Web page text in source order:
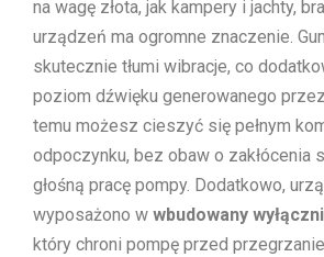
na wagę złota, jak kampery i jachty,
urządzeń ma ogromne znaczenie.
skutecznie tłumi wibracje, co
poziom dźwięku generowanego
temu możesz cieszyć się pełnym
odpoczynku, bez obaw o zakłócenia
głośną pracę pompy. Dodatkowo,
wyposażono w wbudowany
który chroni pompę przed